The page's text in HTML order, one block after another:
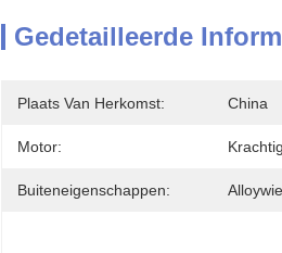
Gedetailleerde
Plaats Van Herkomst: China
Motor: Krachtig
Buiteneigenschappen: